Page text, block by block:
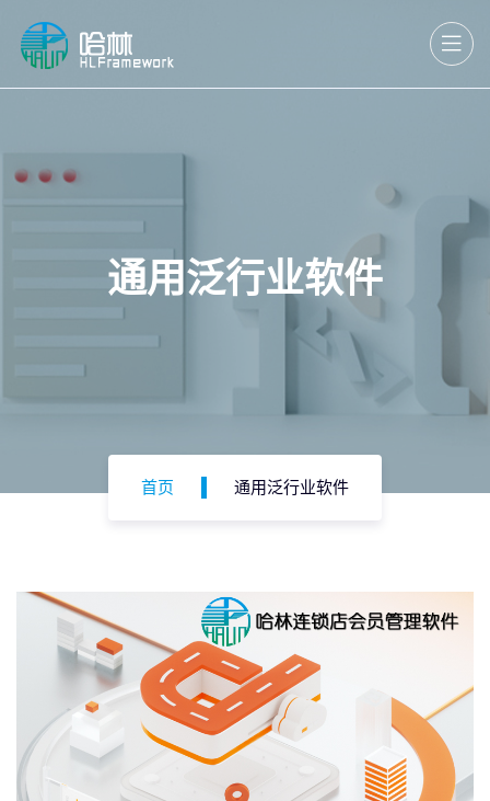
通用泛行业软件
首页 通用泛行业软件